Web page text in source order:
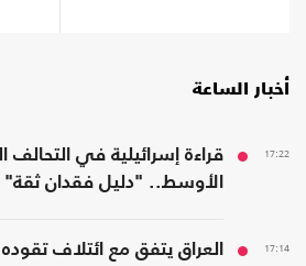
أخبار الساعة
17:22
قراءة إسرائيلية في التحالف
الأوسط.. "دليل فقدان ثقة"
17:14
العراق يتفق مع ائتلاف